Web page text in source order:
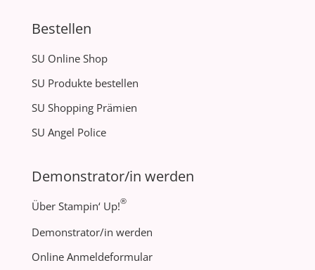
Bestellen
SU Online Shop
SU Produkte bestellen
SU Shopping Prämien
SU Angel Police
Demonstrator/in werden
Über Stampin‘ Up!®
Demonstrator/in werden
Online Anmeldeformular